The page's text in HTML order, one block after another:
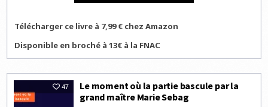
Télécharger ce livre à 7,99 € chez Amazon
Disponible en broché à 13€ à la FNAC
47
Le moment où la partie bascule par la
grand maître Marie Sebag